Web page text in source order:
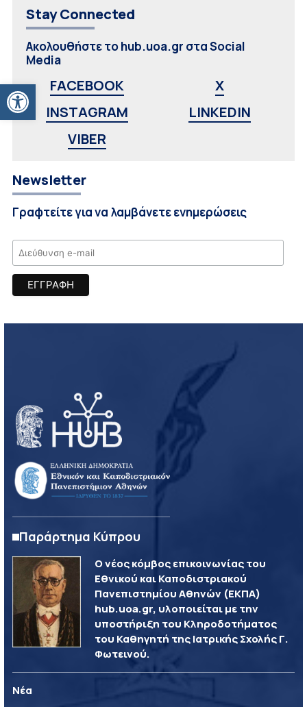
Ανοίξτε τη γραμμή εργαλείων
Stay Connected
Ακολουθήστε το hub.uoa.gr στα Social
Media
FACEBOOK
X
INSTAGRAM
LINKEDIN
VIBER
Newsletter
Γραφτείτε για να λαμβάνετε ενημερώσεις
Παράρτημα Κύπρου
Ο νέος κόμβος επικοινωνίας του
Εθνικού και Καποδιστριακού
Πανεπιστημίου Αθηνών (ΕΚΠΑ)
hub.uoa.gr, υλοποιείται με την
υποστήριξη του Κληροδοτήματος
του Καθηγητή της Ιατρικής Σχολής Γ.
Φωτεινού.
Νέα